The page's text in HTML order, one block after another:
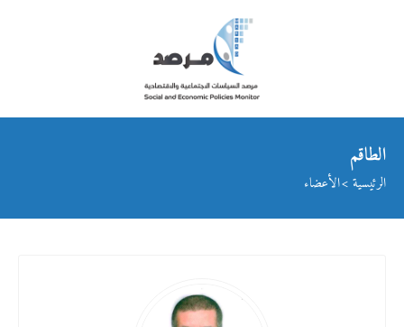
الطاقم
الرئيسية الأعضاء